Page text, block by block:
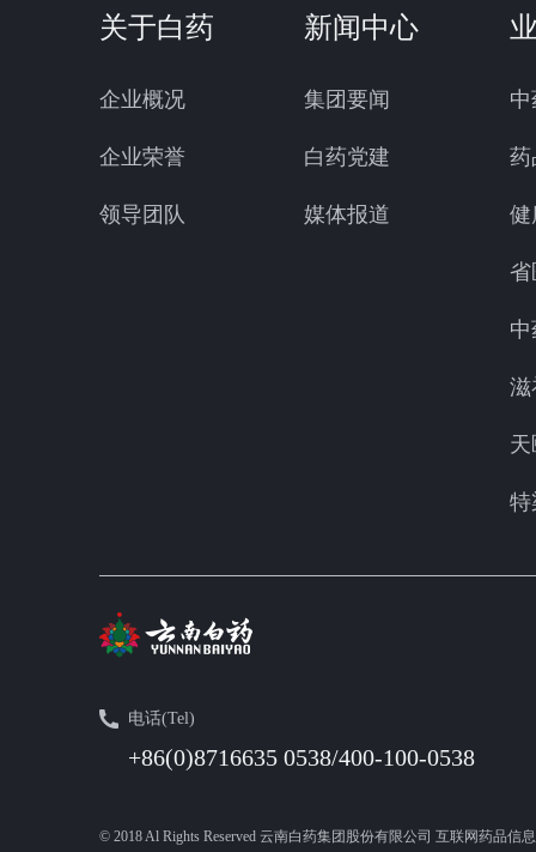
关于白药
企业概况
企业荣誉
领导团队
新闻中心
集团要闻
白药党建
媒体报道
药
健
省
滋
特
电话(Tel)
+86(0)8716635 0538/400-100-0538
© 2018 Al Rights Reserved 云南白药集团股份有限公司 互联网药品信